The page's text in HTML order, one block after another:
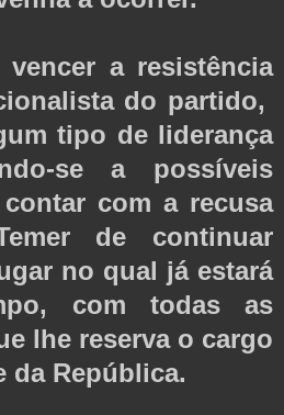
a resistência
do partido,
tipo de liderança
se a possíveis
com a recusa
de continuar
no qual já estará
com todas as
lhe reserva o cargo
da República.